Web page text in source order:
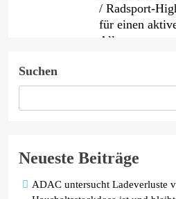
/ Radsport-
für einen
Alltag
AKKO feiert
mit neuen
PKV-Vertrieb
JP Consulting
mehr verteilt
Suchen
Neueste Beiträge
ADAC untersucht Ladeverluste